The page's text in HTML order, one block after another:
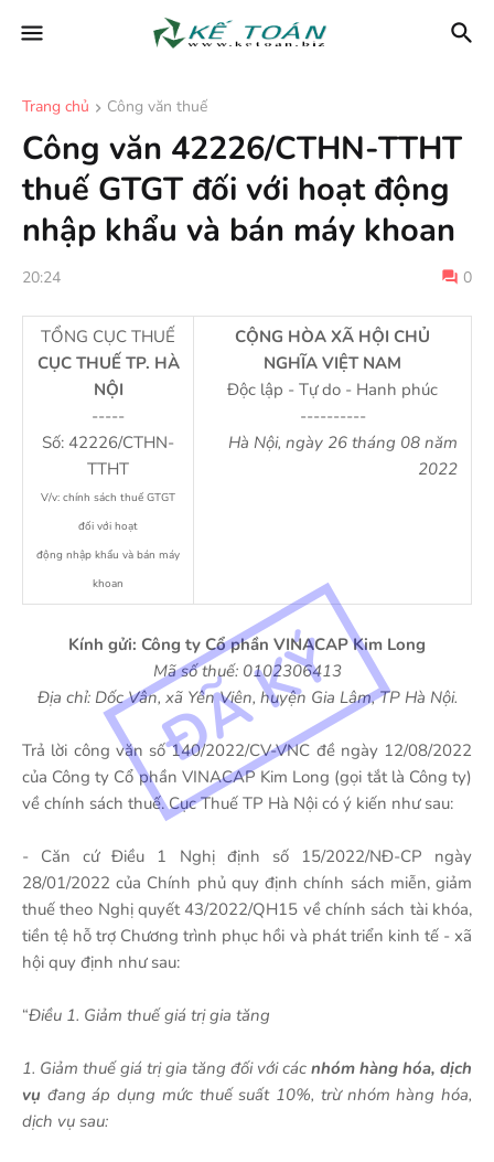
Trang chủ Công văn thuế
Công văn 42226/CTHN-TTHT
thuế GTGT đối với hoạt động
nhập khẩu và bán máy khoan
20:24 0
TỔNG CỤC THUẾ
CỤC THUẾ TP. HÀ
NỘI
-----
Số: 42226/CTHN-
TTHT
V/v: chính sách thuế GTGT
đối với hoạt
động nhập khẩu và bán máy
khoan
CỘNG HÒA XÃ HỘI CHỦ
NGHĨA VIỆT NAM
Độc lập - Tự do - Hanh phúc
----------
Hà Nội, ngày 26 tháng 08 năm
2022
Kính gửi: Công ty Cổ phần VINACAP Kim Long
Mã số thuế: 0102306413
Địa chỉ: Dốc Vân, xã Yên Viên, huyện Gia Lâm, TP Hà Nội.
Trả lời công văn số 140/2022/CV-VNC đề ngày 12/08/2022
của Công ty Cổ phần VINACAP Kim Long (gọi tắt là Công ty)
về chính sách thuế. Cục Thuế TP Hà Nội có ý kiến như sau:
- Căn cứ Điều 1 Nghị định số 15/2022/NĐ-CP ngày
28/01/2022 của Chính phủ quy định chính sách miễn, giảm
thuế theo Nghị quyết 43/2022/QH15 về chính sách tài khóa,
tiền tệ hỗ trợ Chương trình phục hồi và phát triển kinh tế - xã
hội quy định như sau:
“Điều 1. Giảm thuế giá trị gia tăng
1. Giảm thuế giá trị gia tăng đối với các nhóm hàng hóa, dịch
vụ đang áp dụng mức thuế suất 10%, trừ nhóm hàng hóa,
dịch vụ sau: